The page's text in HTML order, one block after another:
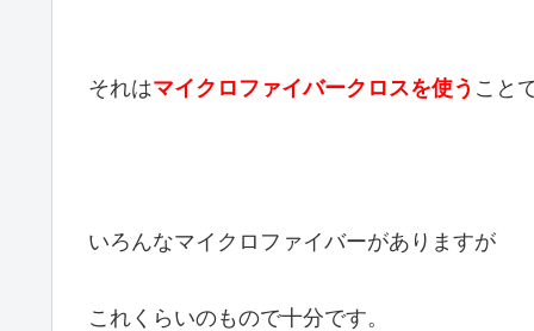
それはマイクロファイバークロスを使う こと
いろんなマイクロファイバーがありますが
これくらいのもので十分です。